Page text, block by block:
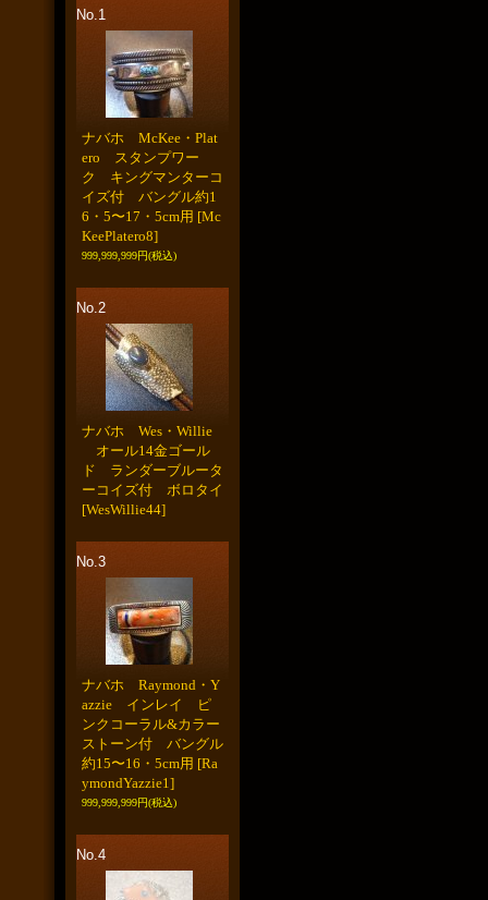
No.1
ナバホ McKee・Plat
ero スタンプワー
ク キングマンターコ
イズ付 バングル約1
6・5〜17・5cm用 [Mc
KeePlatero8]
999,999,999円(税込)
No.2
ナバホ Wes・Willie
オール14金ゴール
ド ランダーブルータ
ーコイズ付 ボロタイ
[WesWillie44]
No.3
ナバホ Raymond・Y
azzie インレイ ピ
ンクコーラル&カラー
ストーン付 バングル
約15〜16・5cm用 [Ra
ymondYazzie1]
999,999,999円(税込)
No.4